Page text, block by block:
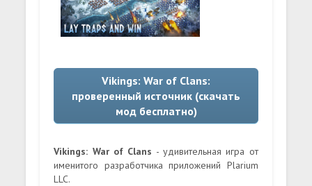
Vikings: War of Clans:
проверенный источник (скачать
мод бесплатно)
Vikings: War of Clans - удивительная игра от
именитого разработчика приложений Plarium
LLC.